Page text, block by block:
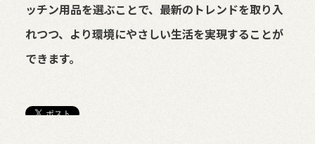
ッチン用品を選ぶことで、最新のトレンドを取り入
れつつ、より環境にやさしい生活を実現することが
できます。